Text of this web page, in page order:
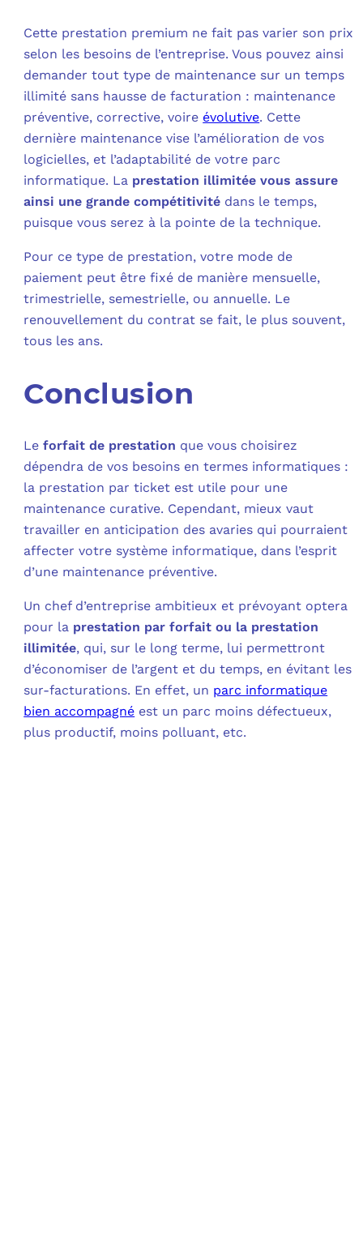
Cette prestation premium ne fait pas varier son prix
selon les besoins de l’entreprise. Vous pouvez ainsi
demander tout type de maintenance sur un temps
illimité sans hausse de facturation : maintenance
préventive, corrective, voire évolutive. Cette
dernière maintenance vise l’amélioration de vos
logicielles, et l’adaptabilité de votre parc
informatique. La prestation illimitée vous assure
ainsi une grande compétitivité dans le temps,
puisque vous serez à la pointe de la technique.
Pour ce type de prestation, votre mode de
paiement peut être fixé de manière mensuelle,
trimestrielle, semestrielle, ou annuelle. Le
renouvellement du contrat se fait, le plus souvent,
tous les ans.
Conclusion
Leforfait de prestation que vous choisirez
dépendra de vos besoins en termes informatiques :
la prestation par ticket est utile pour une
maintenance curative. Cependant, mieux vaut
travailler en anticipation des avaries qui pourraient
affecter votre système informatique, dans l’esprit
d’une maintenance préventive.
Un chef d’entreprise ambitieux et prévoyant optera
pour la prestation par forfait ou la prestation
illimitée, qui, sur le long terme, lui permettront
d’économiser de l’argent et du temps, en évitant les
sur-facturations. En effet, un parc informatique
bien accompagné est un parc moins défectueux,
plus productif, moins polluant, etc.